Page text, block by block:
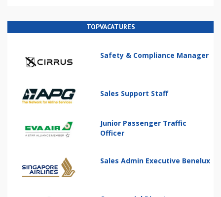
TOPVACATURES
Safety & Compliance Manager
Sales Support Staff
Junior Passenger Traffic
Officer
Sales Admin Executive Benelux